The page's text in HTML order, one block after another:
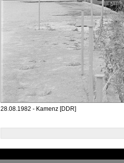
28.08.1982 - Kamenz [DDR]